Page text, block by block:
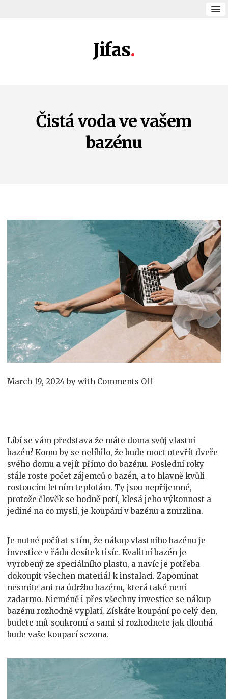
Jifas
Čistá voda ve vašem
bazénu
March 19, 2024bywith Comments Offon
bazénu
Líbí se vám představa že máte doma svůj vlastní
bazén? Komu by se nelíbilo, že bude moct otevřít dveře
svého domu a vejít přímo do bazénu. Poslední roky
stále roste počet zájemců o bazén, a to hlavně kvůli
rostoucím letním teplotám. Ty jsou nepříjemné,
protože člověk se hodně potí, klesá jeho výkonnost a
jediné na co myslí, je koupání v bazénu a zmrzlina.
Je nutné počítat s tím, že nákup vlastního bazénu je
investice v řádu desítek tisíc. Kvalitní bazén je
vyrobený ze speciálního plastu, a navíc je potřeba
dokoupit všechen materiál k instalaci. Zapomínat
nesmíte ani na údržbu bazénu, která také není
zadarmo. Nicméně i přes všechny investice se nákup
bazénu rozhodně vyplatí. Získáte koupání po celý den,
budete mít soukromí a sami si rozhodnete jak dlouhá
bude vaše koupací sezona.